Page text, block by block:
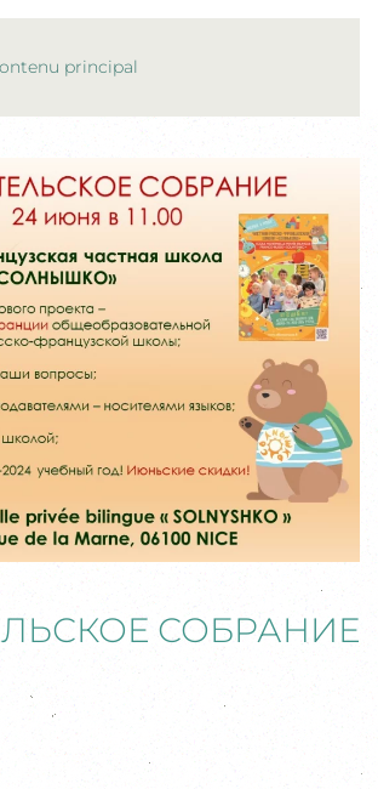
principal
СОБРАНИЕ